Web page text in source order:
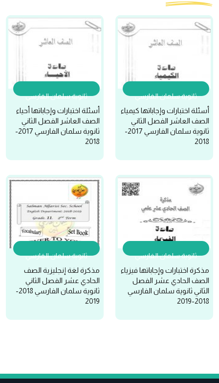
ثانوية سلمان الفارسي
أسئلة اختبارات وإجاباتها كيمياء
الصف العاشر الفصل الثاني
ثانوية سلمان الفارسي 2017-
2018
ثانوية سلمان الفارسي
أسئلة اختبارات وإجاباتها أحياء
الصف العاشر الفصل الثاني
ثانوية سلمان الفارسي 2017-
2018
ثانوية سلمان الفارسي
مذكرة اختبارات وإجاباتها فيزياء
الصف الحادي عشر الفصل
الثاني ثانوية سلمان الفارسي
2018-2019
ثانوية سلمان الفارسي
مذكرة لغة إنجليزية الصف
الحادي عشر الفصل الثاني
ثانوية سلمان الفارسي 2018-
2019